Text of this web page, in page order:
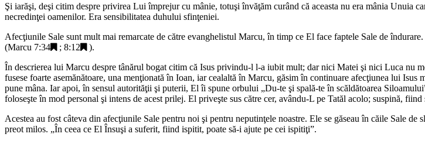
Şi iarăşi, deşi citim despre privirea Lui împrejur cu mânie, totuşi învăţăm curând că aceasta nu era mânia Unuia
necredinţei oamenilor. Era sensibilitatea duhului sfinţeniei.
Afecţiunile Sale sunt mult mai remarcate de către evanghelistul Marcu, în timp ce El face faptele Sale de
(Marcu 7:34 ; 8:12
).
În descrierea lui Marcu despre tânărul bogat citim că Isus privindu-l l-a iubit mult; dar nici Matei şi nici Luca nu
fusese foarte asemănătoare, una menţionată în Ioan, iar cealaltă în Marcu, găsim în continuare afecţiunea lui
pune mâna. Iar apoi, în sensul autorităţii şi puterii, El îi spune orbului „Du-te şi spală-te în scăldătoarea Siloamului
foloseşte în mod personal şi intens de acest prilej. El priveşte sus către cer, avându-L pe Tatăl acolo; suspină,
Acestea au fost câteva din afecţiunile Sale pentru noi şi pentru neputinţele noastre. Ele se găseau în căile Sale
preot milos. „În ceea ce El Însuşi a suferit, fiind ispitit, poate să-i ajute pe cei ispitiţi”.